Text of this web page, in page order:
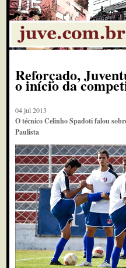
Reforçado,
o início da
04 jul 2013
O técnico Celinho Spadoti falou
Paulista